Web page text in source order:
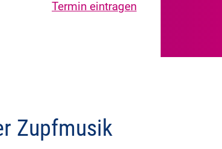
Termin eintragen
Zupfmusik